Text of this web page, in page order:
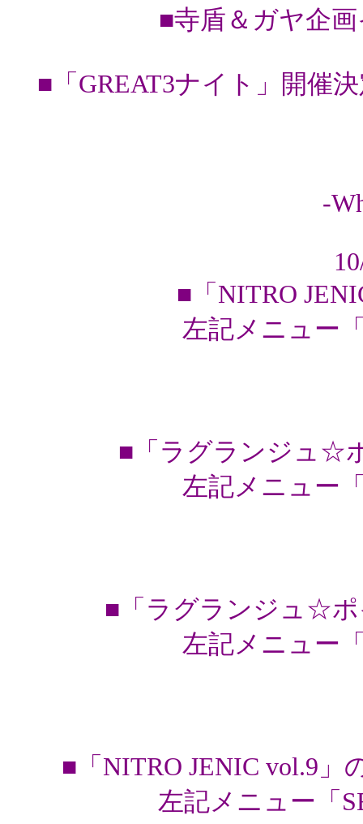
■寺盾＆ガヤ企
■「GREAT3ナイト」開催
-
■「NITRO
左記メニュー
■「ラグランジュ☆
左記メニュー
■「ラグランジュ☆ポ
左記メニュー
■「NITRO JENIC vol.9
左記メニュー「